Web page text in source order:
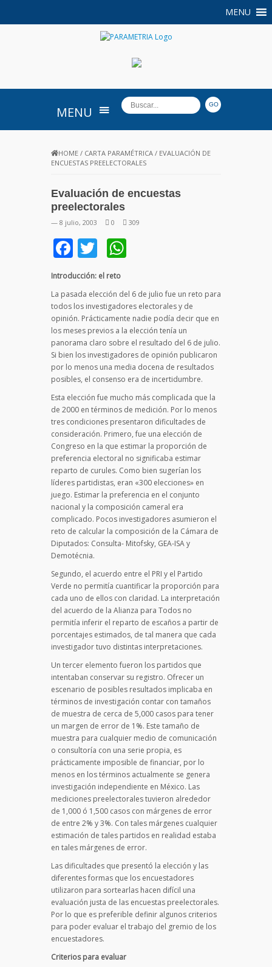
MENU
PARAMETRIA
MENU
HOME / CARTA PARAMÉTRICA / EVALUACIÓN DE
ENCUESTAS PREELECTORALES
Evaluación de encuestas
preelectorales
— 8 julio, 2003 0 309
Facebook
Twitter
Introducción: el reto
La pasada elección del 6 de julio fue un reto para
todos los investigadores electorales y de
opinión. Prácticamente nadie podía decir que en
los meses previos a la elección tenía un
panorama claro sobre el resultado del 6 de julio.
Si bien los investigadores de opinión publicaron
por lo menos una media docena de resultados
posibles, el consenso era de incertidumbre.
Esta elección fue mucho más complicada que la
de 2000 en términos de medición. Por lo menos
tres condiciones presentaron dificultades de
consideración. Primero, fue una elección de
Congreso en la que estimar la proporción de
preferencia electoral no significaba estimar
reparto de curules. Como bien sugerían los
líderes partidistas, eran «300 elecciones» en
juego. Estimar la preferencia en el conjunto
nacional y la composición cameral era
complicado. Pocos investigadores asumieron el
reto de calcular la composición de la Cámara de
Diputados: Consulta- Mitofsky, GEA-ISA y
Demotécnia.
Segundo, el acuerdo entre el PRI y el Partido
Verde no permitía cuantificar la proporción para
cada uno de ellos con claridad. La interpretación
del acuerdo de la Alianza para Todos no
permitía inferir el reparto de escaños a partir de
porcentajes estimados, de tal manera que cada
investigador tuvo distintas interpretaciones.
Un tercer elemento fueron los partidos que
intentaban conservar su registro. Ofrecer un
escenario de posibles resultados implicaba en
términos de investigación contar con tamaños
de muestra de cerca de 5,000 casos para tener
un margen de error de 1%. Este tamaño de
muestra para cualquier medio de comunicación
o consultoría con una serie propia, es
prácticamente imposible de financiar, por lo
menos en los términos actualmente se genera
investigación independiente en México. Las
mediciones preelectorales tuvieron alrededor
de 1,000 ó 1,500 casos con márgenes de error
de entre 2% y 3%. Con tales márgenes cualquier
estimación de tales partidos en realidad estaba
en tales márgenes de error.
Las dificultades que presentó la elección y las
diferentes formas que los encuestadores
utilizaron para sortearlas hacen difícil una
evaluación justa de las encuestas preelectorales.
Por lo que es preferible definir algunos criterios
para poder evaluar el trabajo del gremio de los
encuestadores.
Criterios para evaluar